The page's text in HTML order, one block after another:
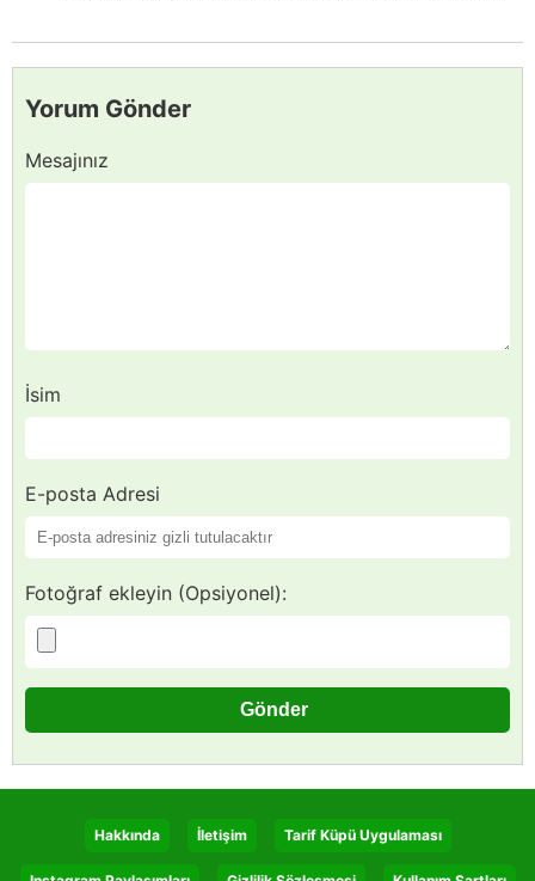
Yorum Gönder
Mesajınız
İsim
E-posta Adresi
Fotoğraf ekleyin (Opsiyonel):
Hakkında İletişim Tarif Küpü Uygulaması